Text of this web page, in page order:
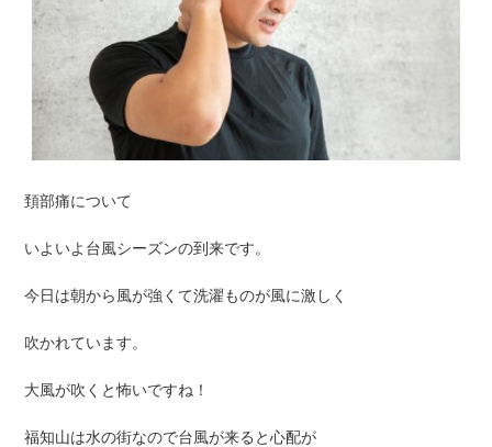
頚部痛について
いよいよ台風シーズンの到来です。
今日は朝から風が強くて洗濯ものが風に激しく
吹かれています。
大風が吹くと怖いですね！
福知山は水の街なので台風が来ると心配が